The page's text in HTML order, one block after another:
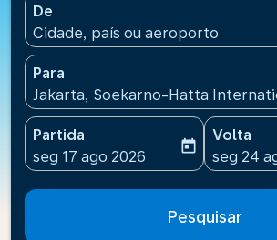
De
Cidade, país ou aeroporto
Para
Jakarta, Soekarno-Hatta
Partida
fc-booking-departure-date-aria-
seg 17 ago 2026
today
Volta
fc-
seg 24
Pesquisar